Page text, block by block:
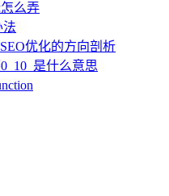
么弄
法
优化的方向剖析
是什么意思